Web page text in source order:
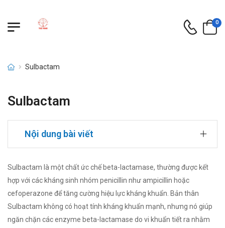
0
Sulbactam
Sulbactam
Nội dung bài viết
Sulbactam là một chất ức chế beta-lactamase, thường được kết
hợp với các kháng sinh nhóm penicillin như ampicillin hoặc
cefoperazone để tăng cường hiệu lực kháng khuẩn. Bản thân
Sulbactam không có hoạt tính kháng khuẩn mạnh, nhưng nó giúp
ngăn chặn các enzyme beta-lactamase do vi khuẩn tiết ra nhằm